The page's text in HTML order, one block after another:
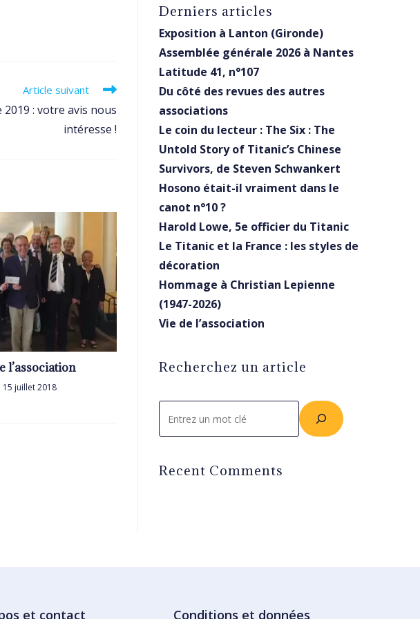
Article suivant
: votre avis nous
intéresse !
l’association
15 juillet 2018
Derniers articles
Exposition à Lanton (Gironde)
Assemblée générale 2026 à Nantes
Latitude 41, n°107
Du côté des revues des autres
associations
Le coin du lecteur : The Six : The
Untold Story of Titanic’s Chinese
Survivors, de Steven Schwankert
Hosono était-il vraiment dans le
canot n°10 ?
Harold Lowe, 5e officier du Titanic
Le Titanic et la France : les styles de
décoration
Hommage à Christian Lepienne
(1947-2026)
Vie de l’association
Recherchez un article
Recent Comments
et contact Conditions et données